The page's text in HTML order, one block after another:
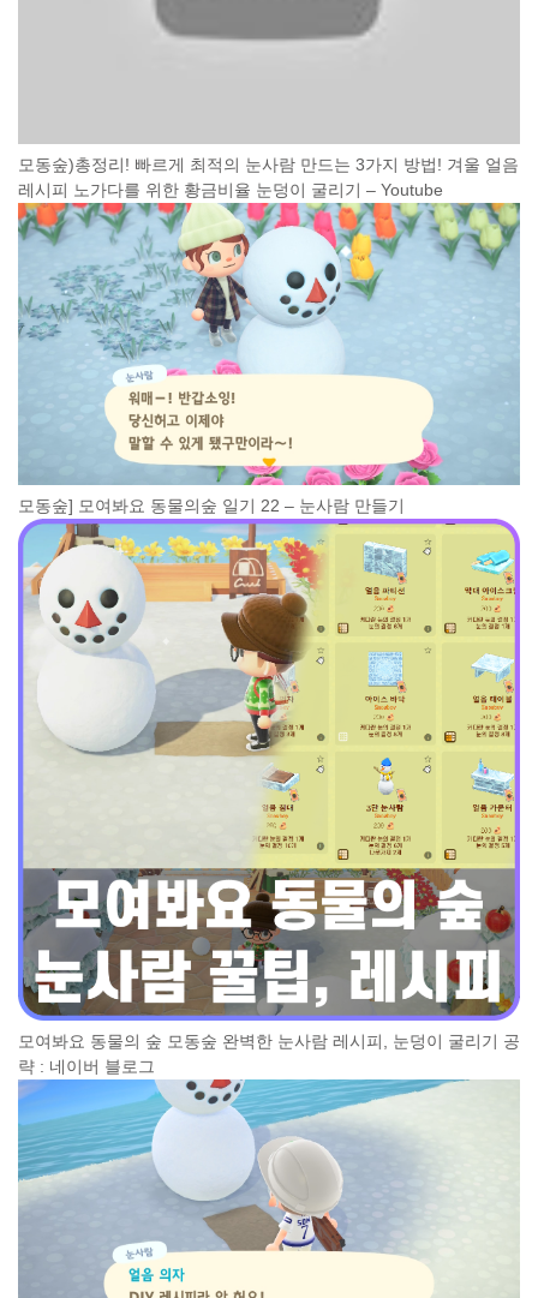
모동숲)총정리! 빠르게 최적의 눈사람 만드는 3가지 방법! 겨울 얼음
레시피 노가다를 위한 황금비율 눈덩이 굴리기 – Youtube
모동숲] 모여봐요 동물의숲 일기 22 – 눈사람 만들기
모여봐요 동물의 숲 모동숲 완벽한 눈사람 레시피, 눈덩이 굴리기 공
략 : 네이버 블로그